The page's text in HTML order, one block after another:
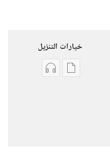
خيارات التنزيل
خياراتخيارات